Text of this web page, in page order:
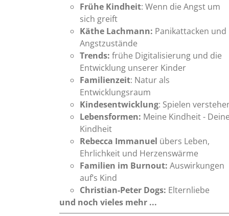
Frühe Kindheit: Wenn die Angst um
sich greift
Käthe Lachmann: Panikattacken und
Angstzustände
Trends:frühe Digitalisierung und die
Entwicklung unserer Kinder
Familienzeit: Natur als
Entwicklungsraum
Kindesentwicklung: Spielen
Lebensformen: Meine Kindheit -
Kindheit
Rebecca Immanuel übers Leben,
Ehrlichkeit und Herzenswärme
Familien im Burnout:Auswirkungen
auf’s Kind
Christian-Peter Dogs: Elternliebe
und noch vieles mehr ...